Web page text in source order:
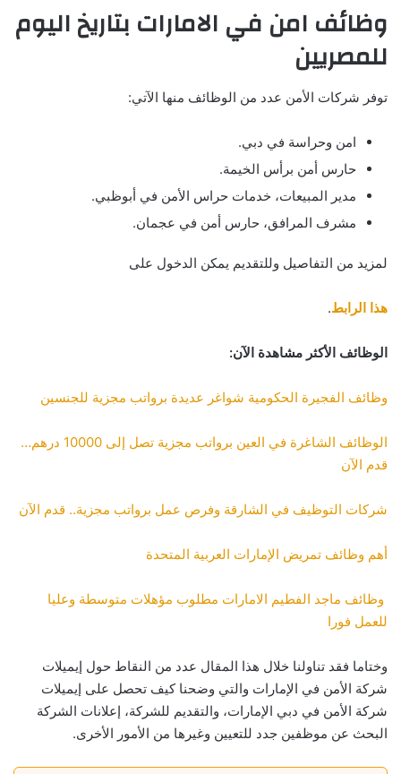
وظائف امن في الامارات بتاريخ اليوم
للمصريين
توفر شركات الأمن عدد من الوظائف منها الآتي:
امن وحراسة في دبي.
حارس أمن برأس الخيمة.
مدير المبيعات، خدمات حراس الأمن في أبوظبي.
مشرف المرافق، حارس أمن في عجمان.
لمزيد من التفاصيل وللتقديم يمكن الدخول على
هذا الرابط.
الوظائف الأكثر مشاهدة الآن:
وظائف الفجيرة الحكومية شواغر عديدة برواتب مجزية للجنسين
الوظائف الشاغرة في العين برواتب مجزية تصل إلى 10000 درهم…
قدم الآن
شركات التوظيف في الشارقة وفرص عمل برواتب مجزية.. قدم الآن
أهم وظائف تمريض الإمارات العربية المتحدة
وظائف ماجد الفطيم الامارات مطلوب مؤهلات متوسطة وعليا
للعمل فورا
وختاما فقد تناولنا خلال هذا المقال عدد من النقاط حول إيميلات
شركة الأمن في الإمارات والتي وضحنا كيف تحصل على إيميلات
شركة الأمن في دبي الإمارات، والتقديم للشركة، إعلانات الشركة
البحث عن موظفين جدد للتعيين وغيرها من الأمور الأخرى.